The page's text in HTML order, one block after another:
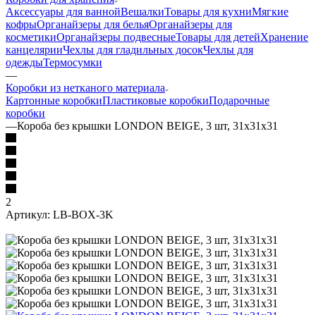
Аксессуары для ваннойВешалкиТовары для кухниМягкие
кофрыОрганайзеры для бельяОрганайзеры для
косметикиОрганайзеры подвесныеТовары для детейХранение
канцелярииЧехлы для гладильных досокЧехлы для
одеждыТермосумки
—
Коробки из нетканого материала
Картонные коробкиПластиковые коробкиПодарочные
коробки
—Короба без крышки LONDON BEIGE, 3 шт, 31х31х31
2
Артикул: LB-BOX-3K